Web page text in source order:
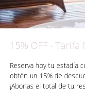
15% OFF -
Reserva hoy tu estadía
obtén un 15% de
¡Abonas el total de tu